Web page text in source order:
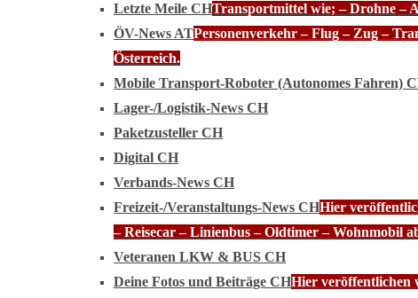
Letzte Meile CHTransportmittel wie; – Drohne –
ÖV-News ATPersonenverkehr – Flug – Zug –
Österreich.
Mobile Transport-Roboter (Autonomes Fahren)
Lager-/Logistik-News CH
Paketzusteller CH
Digital CH
Verbands-News CH
Freizeit-/Veranstaltungs-News CHHier
– Reisecar – Linienbus – Oldtimer – Wohnmobil
Veteranen LKW & BUS CH
Deine Fotos und Beiträge CHHier veröffentlichen